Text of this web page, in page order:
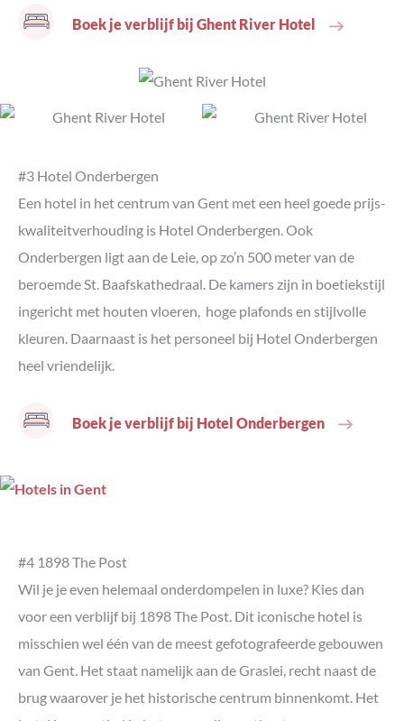
Boek je verblijf bij Ghent River Hotel
#3 Hotel Onderbergen
Een hotel in het centrum van Gent met een heel goede prijs-
kwaliteitverhouding is Hotel Onderbergen. Ook
Onderbergen ligt aan de Leie, op zo’n 500 meter van de
beroemde St. Baafskathedraal. De kamers zijn in boetiekstijl
ingericht met houten vloeren, hoge plafonds en stijlvolle
kleuren. Daarnaast is het personeel bij Hotel Onderbergen
heel vriendelijk.
Boek je verblijf bij Hotel Onderbergen
#4 1898 The Post
Wil je je even helemaal onderdompelen in luxe? Kies dan
voor een verblijf bij 1898 The Post. Dit iconische hotel is
misschien wel één van de meest gefotografeerde gebouwen
van Gent. Het staat namelijk aan de Graslei, recht naast de
brug waarover je het historische centrum binnenkomt. Het